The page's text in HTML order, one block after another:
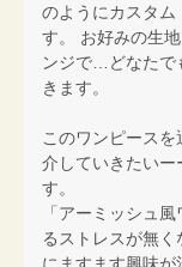
のようにカスタム
す。 お好みの生
ンジで…どなたで
きます。
このワンピース
介していきたい
す。
「アーミッシュ
るストレスが無